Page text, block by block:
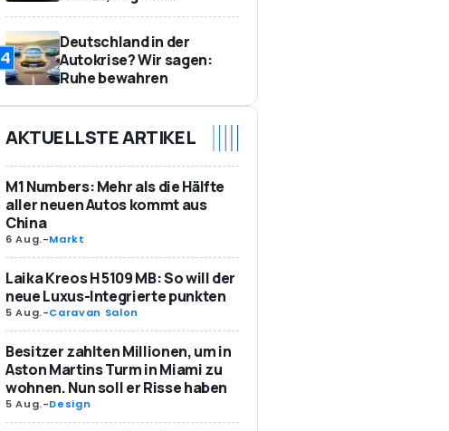
4
Deutschland in der
Autokrise? Wir sagen:
Ruhe bewahren
AKTUELLSTE ARTIKEL
M1 Numbers: Mehr als die Hälfte
aller neuen Autos kommt aus
China
6 Aug.-Markt
Laika Kreos H 5109 MB: So will der
neue Luxus-Integrierte punkten
5 Aug.-Caravan Salon
Besitzer zahlten Millionen, um in
Aston Martins Turm in Miami zu
wohnen. Nun soll er Risse haben
5 Aug.-Design